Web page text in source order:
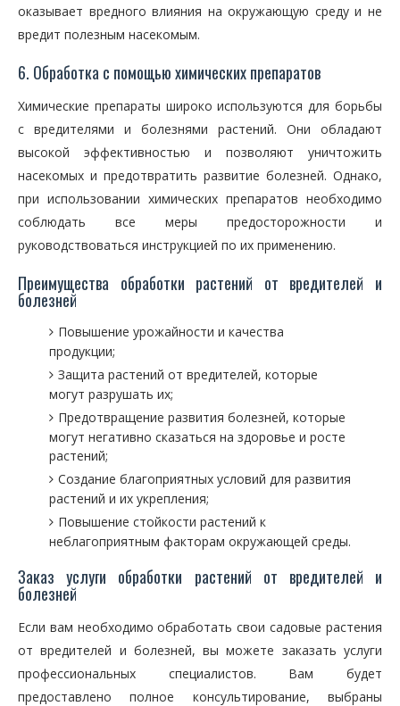
оказывает вредного влияния на окружающую среду и не
вредит полезным насекомым.
6. Обработка с помощью химических препаратов
Химические препараты широко используются для борьбы
с вредителями и болезнями растений. Они обладают
высокой эффективностью и позволяют уничтожить
насекомых и предотвратить развитие болезней. Однако,
при использовании химических препаратов необходимо
соблюдать все меры предосторожности и
руководствоваться инструкцией по их применению.
Преимущества обработки растений от вредителей и
болезней
Повышение урожайности и качества
продукции;
Защита растений от вредителей, которые
могут разрушать их;
Предотвращение развития болезней, которые
могут негативно сказаться на здоровье и росте
растений;
Создание благоприятных условий для развития
растений и их укрепления;
Повышение стойкости растений к
неблагоприятным факторам окружающей среды.
Заказ услуги обработки растений от вредителей и
болезней
Если вам необходимо обработать свои садовые растения
от вредителей и болезней, вы можете заказать услуги
профессиональных специалистов. Вам будет
предоставлено полное консультирование, выбраны